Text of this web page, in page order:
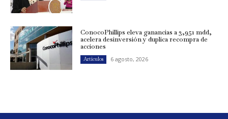
ConocoPhillips eleva ganancias a 3,951 mdd,
acelera desinversión y duplica recompra de
acciones
Artículos 6 agosto, 2026